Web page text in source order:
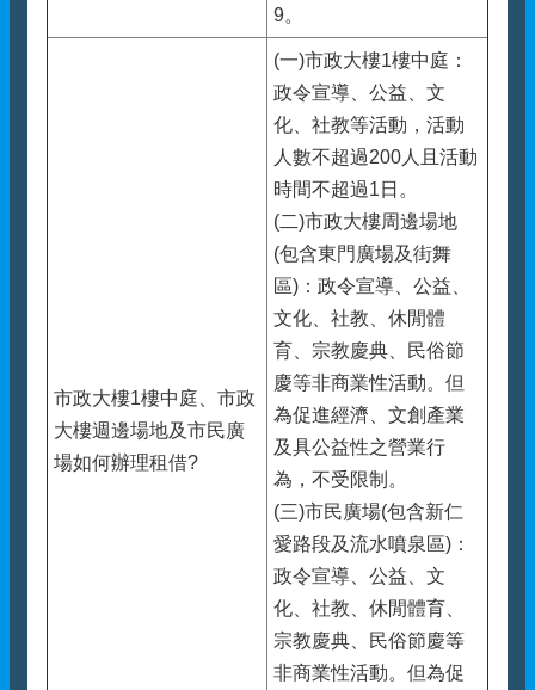
9。
市政大樓1樓中庭、市政
大樓週邊場地及市民廣
場如何辦理租借?
(一)市政大樓1樓中庭：
政令宣導、公益、文
化、社教等活動，活動
人數不超過200人且活動
時間不超過1日。
(二)市政大樓周邊場地
(包含東門廣場及街舞
區)：政令宣導、公益、
文化、社教、休閒體
育、宗教慶典、民俗節
慶等非商業性活動。但
為促進經濟、文創產業
及具公益性之營業行
為，不受限制。
(三)市民廣場(包含新仁
愛路段及流水噴泉區)：
政令宣導、公益、文
化、社教、休閒體育、
宗教慶典、民俗節慶等
非商業性活動。但為促